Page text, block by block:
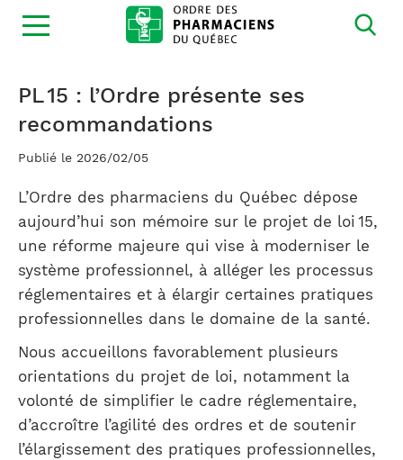
Ouvrir
la
PL 15 : l’Ordre présente ses
recommandations
Publié le 2026/02/05
L’Ordre des pharmaciens du Québec dépose
aujourd’hui son mémoire sur le projet de loi 15,
une réforme majeure qui vise à moderniser le
système professionnel, à alléger les processus
réglementaires et à élargir certaines pratiques
professionnelles dans le domaine de la santé.
Nous accueillons favorablement plusieurs
orientations du projet de loi, notamment la
volonté de simplifier le cadre réglementaire,
d’accroître l’agilité des ordres et de soutenir
l’élargissement des pratiques professionnelles,